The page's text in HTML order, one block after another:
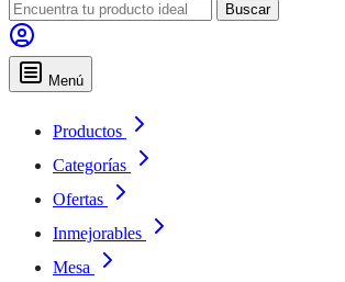
Buscar
Menú
Productos
Categorías
Ofertas
Inmejorables
Mesa